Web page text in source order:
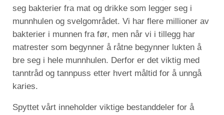
seg bakterier fra mat og drikke som legger seg i
munnhulen og svelgområdet. Vi har flere millioner av
bakterier i munnen fra før, men når vi i tillegg har
matrester som begynner å råtne begynner lukten å
bre seg i hele munnhulen. Derfor er det viktig med
tanntråd og tannpuss etter hvert måltid for å unngå
karies.
Spyttet vårt inneholder viktige bestanddeler for å